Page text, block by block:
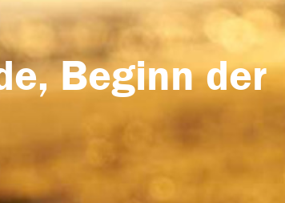
Beginn der